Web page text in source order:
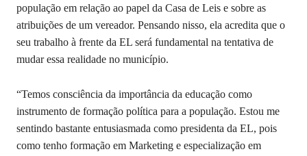
população em relação ao papel da Casa de Leis e sobre as
atribuições de um vereador. Pensando nisso, ela acredita que o
seu trabalho à frente da EL será fundamental na tentativa de
mudar essa realidade no município.
“Temos consciência da importância da educação como
instrumento de formação política para a população. Estou me
sentindo bastante entusiasmada como presidenta da EL, pois
como tenho formação em Marketing e especialização em